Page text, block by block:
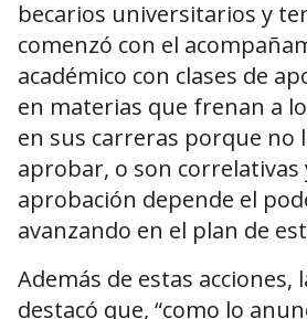
becarios universitarios y
comenzó con el
académico con clases de
en materias que frenan a
en sus carreras porque no
aprobar, o son correlativas
aprobación depende el
avanzando en el plan de
Además de estas acciones,
destacó que, “como lo